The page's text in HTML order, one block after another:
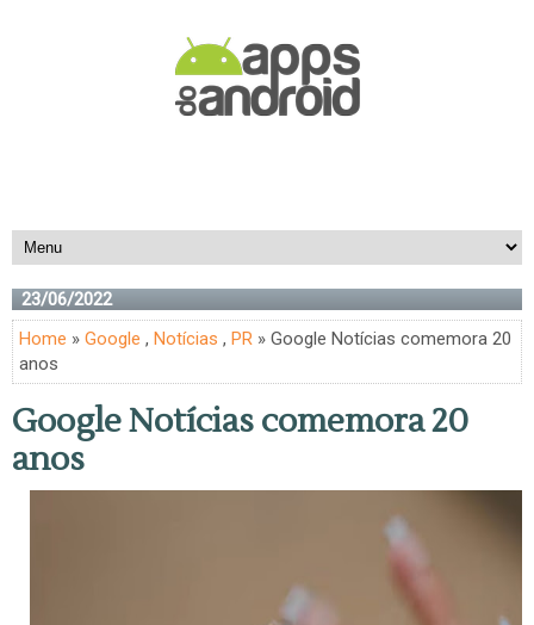
23/06/2022
Home » Google , Notícias , PR » Google Notícias comemora 20
anos
Google Notícias comemora 20
anos